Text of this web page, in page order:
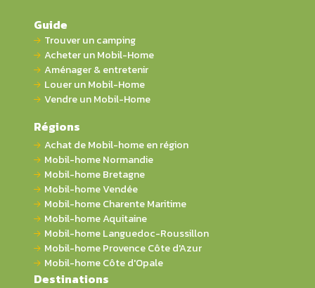
Guide
Trouver un camping
Acheter un Mobil-Home
Aménager & entretenir
Louer un Mobil-Home
Vendre un Mobil-Home
Régions
Achat de Mobil-home en région
Mobil-home Normandie
Mobil-home Bretagne
Mobil-home Vendée
Mobil-home Charente Maritime
Mobil-home Aquitaine
Mobil-home Languedoc-Roussillon
Mobil-home Provence Côte d'Azur
Mobil-home Côte d'Opale
Destinations